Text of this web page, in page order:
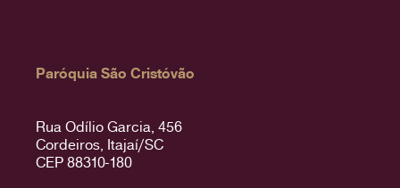
Paróquia São Cristóvão
Rua Odílio Garcia, 456
Cordeiros, Itajaí/SC
CEP 88310-180